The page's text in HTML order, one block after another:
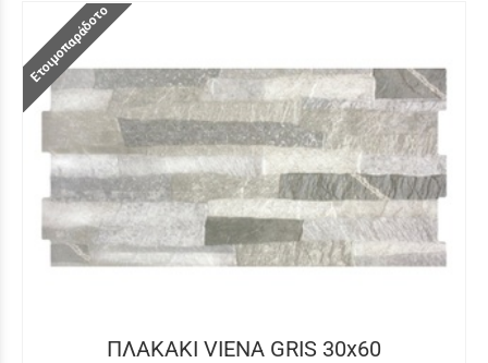
Ετοιμοπαράδοτο
ΠΛΑΚΑΚΙ VIENA GRIS 30x60